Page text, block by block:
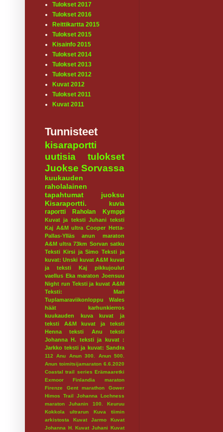
Tulokset 2017
Tulokset 2016
Reittikartta 2015
Tulokset 2015
Kisainfo 2015
Tulokset 2014
Tulokset 2013
Tulokset 2012
Kuvat 2012
Tulokset 2011
Kuvat 2011
Tunnisteet
kisaraportti
uutisia
tulokset
Juokse Sorvassa
kuukauden
raholalainen
tapahtumat
juoksu
Kisaraportti.
kuvia
raportti
Raholan Kymppi
Kuvat ja teksti Juhani teksti
Kaj A&M ultra Cooper Hetta-
Pallas-Ylläs
anun maraton
A&M ultra 73km Sorvan satku
Teksti Kirsi ja Simo Teksti ja
kuvat: Unski kuvat A&M kuvat
ja teksti Kaj
pikkujoulut
vaellus Eka maraton Joensuu
Night run Teksti ja kuvat A&M
Teksti: Mari
Tuplamaraviikonloppu
Wales
häät
karhunkierros
kuukauden kuva
kuvat ja
teksti A&M
kuvat ja teksti
Henna
teksti Anu
teksti
Johanna H. teksti ja kuvat :
Jarkko teksti ja kuvat: Sandra
112 Anu Anun 300.
Anun 500.
Anun toimitsijamaraton 6.6.2020
Coastal trail series Erämaaretki
Exmoor
Finlandia maraton
Firenze
Gent marathon
Gower
Himos Trail
Johanna Lochness
maraton
Juhanin 100.
Keuruu
Kokkola ultrarun
Kuva tiimin
arkistosta
Kuvat Jarmo
Kuvat
Johanna H.
Kuvat Juhani Kuvat